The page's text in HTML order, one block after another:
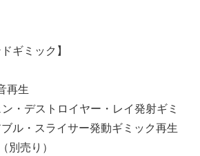
ギミック】
再生
・デストロイヤー・レイ発射ギミ
ル・スライサー発動ギミック再生
別売り）